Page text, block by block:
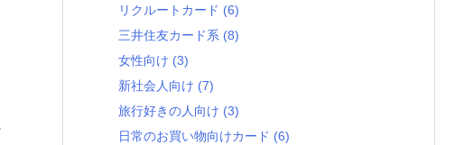
リクルートカード (6)
三井住友カード系 (8)
女性向け (3)
新社会人向け (7)
旅行好きの人向け (3)
日常のお買い物向けカード (6)